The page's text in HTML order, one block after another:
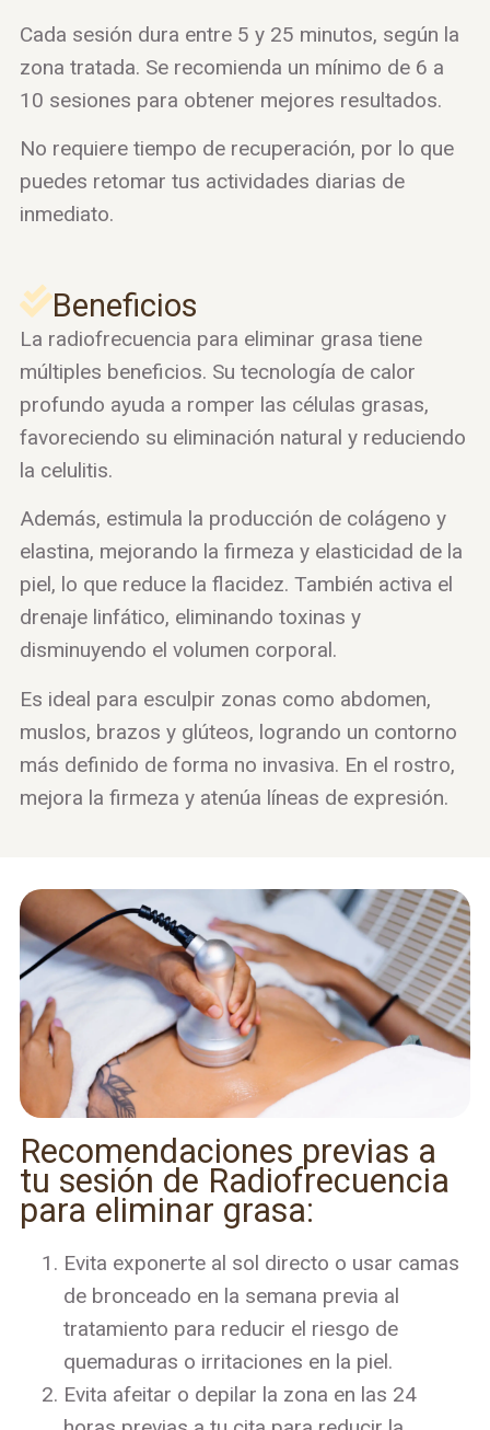
Cada sesión dura entre 5 y 25 minutos, según la
zona tratada. Se recomienda un mínimo de 6 a
10 sesiones para obtener mejores resultados.
No requiere tiempo de recuperación, por lo que
puedes retomar tus actividades diarias de
inmediato.
Beneficios
La radiofrecuencia para eliminar grasa tiene
múltiples beneficios. Su tecnología de calor
profundo ayuda a romper las células grasas,
favoreciendo su eliminación natural y reduciendo
la celulitis.
Además, estimula la producción de colágeno y
elastina, mejorando la firmeza y elasticidad de la
piel, lo que reduce la flacidez. También activa el
drenaje linfático, eliminando toxinas y
disminuyendo el volumen corporal.
Es ideal para esculpir zonas como abdomen,
muslos, brazos y glúteos, logrando un contorno
más definido de forma no invasiva. En el rostro,
mejora la firmeza y atenúa líneas de expresión.
Recomendaciones previas a
tu sesión de Radiofrecuencia
para eliminar grasa:
Evita exponerte al sol directo o usar camas
de bronceado en la semana previa al
tratamiento para reducir el riesgo de
quemaduras o irritaciones en la piel.
Evita afeitar o depilar la zona en las 24